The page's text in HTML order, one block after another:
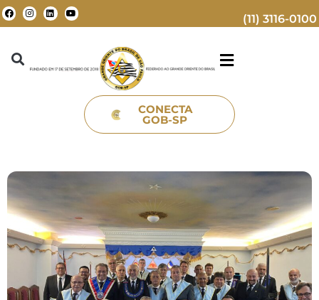
(11) 3116-0100
CONECTA
GOB-SP